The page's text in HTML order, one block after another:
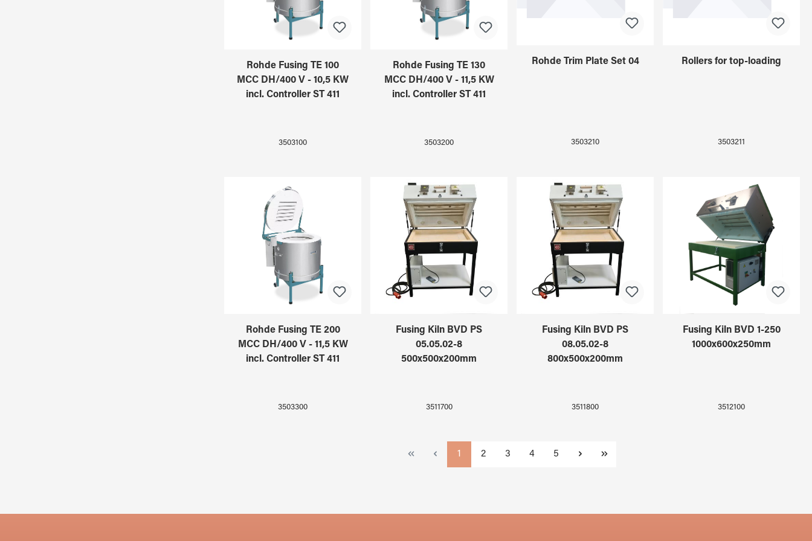
Rohde Fusing TE 100
MCC DH/400 V - 10,5 KW
incl. Controller ST 411
3503100
Rohde Fusing TE 130
MCC DH/400 V - 11,5 KW
incl. Controller ST 411
3503200
Rohde Trim Plate Set 04
3503210
Rollers for top-loading
3503211
Rohde Fusing TE 200
MCC DH/400 V - 11,5 KW
incl. Controller ST 411
3503300
Fusing Kiln BVD PS
05.05.02-8
500x500x200mm
3511700
Fusing Kiln BVD PS
08.05.02-8
800x500x200mm
3511800
Fusing Kiln BVD 1-250
1000x600x250mm
3512100
Page
1 Page
2 Page
3 Page
4 Page
5